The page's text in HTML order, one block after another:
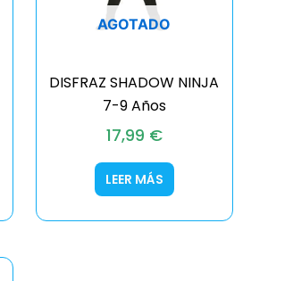
AGOTADO
DISFRAZ SHADOW NINJA
7-9 Años
17,99 €
LEER MÁS